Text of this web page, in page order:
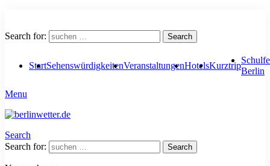
Search for: Search
StartSehenswürdigkeitenVeranstaltungenHotelsKurztrip
Berlin
Menu
Search
Search for:
Search